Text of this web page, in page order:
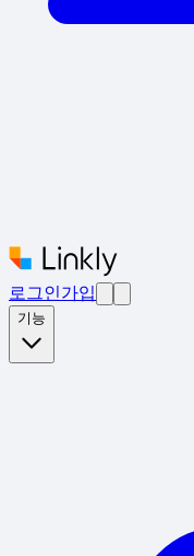
로그인가입
기능